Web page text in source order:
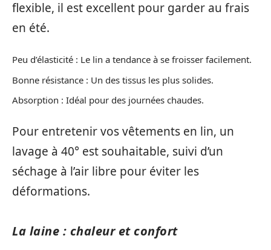
flexible, il est excellent pour garder au frais
en été.
Peu d’élasticité : Le lin a tendance à se froisser facilement.
Bonne résistance : Un des tissus les plus solides.
Absorption : Idéal pour des journées chaudes.
Pour entretenir vos vêtements en lin, un
lavage à 40° est souhaitable, suivi d’un
séchage à l’air libre pour éviter les
déformations.
La laine : chaleur et confort